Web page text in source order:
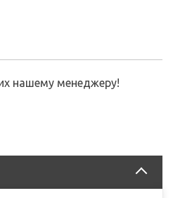
нашему менеджеру!